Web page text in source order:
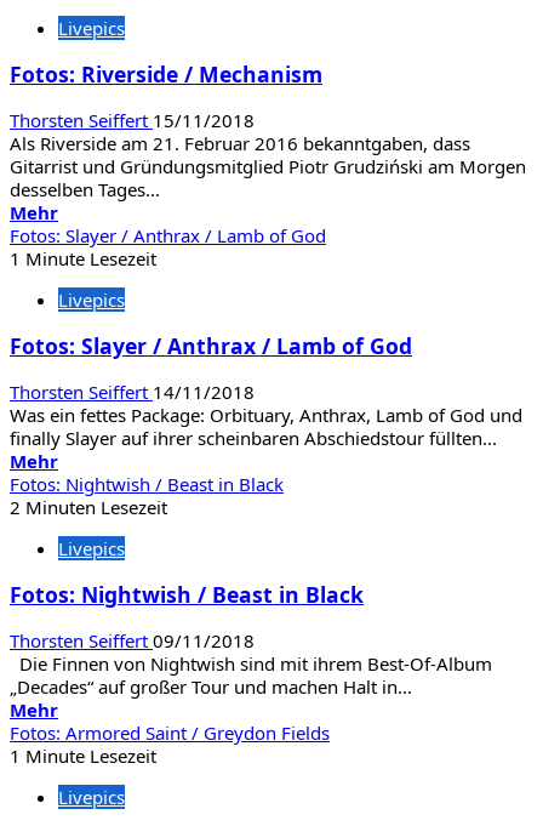
Blues
/
Space
Riders
Livepics
Fotos: Riverside / Mechanism
Thorsten Seiffert 15/11/2018
Als Riverside am 21. Februar 2016 bekanntgaben, dass
Gitarrist und Gründungsmitglied Piotr Grudziński am Morgen
desselben Tages...
MehrMehr
Informationen
über
Riverside
Mechanism
Fotos: Slayer / Anthrax / Lamb of God
1 Minute Lesezeit
Livepics
Fotos: Slayer / Anthrax / Lamb of God
Thorsten Seiffert 14/11/2018
Was ein fettes Package: Orbituary, Anthrax, Lamb of God und
finally Slayer auf ihrer scheinbaren Abschiedstour füllten...
MehrMehr
Informationen
über
Slayer
Anthrax
Lamb
of
God
Fotos: Nightwish / Beast in Black
2 Minuten Lesezeit
Livepics
Fotos: Nightwish / Beast in Black
Thorsten Seiffert 09/11/2018
Die Finnen von Nightwish sind mit ihrem Best-Of-Album
„Decades“ auf großer Tour und machen Halt in...
MehrMehr
Informationen
über
Nightwish
Fotos: Armored Saint / Greydon Fields
1 Minute Lesezeit
Livepics